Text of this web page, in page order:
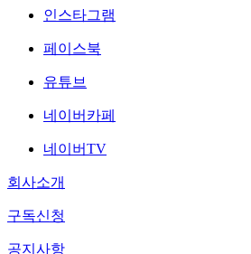
인스타그램
페이스북
유튜브
네이버카페
네이버TV
회사소개
구독신청
공지사항